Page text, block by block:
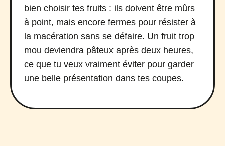
bien choisir tes fruits : ils doivent être mûrs
à point, mais encore fermes pour résister à
la macération sans se défaire. Un fruit trop
mou deviendra pâteux après deux heures,
ce que tu veux vraiment éviter pour garder
une belle présentation dans tes coupes.